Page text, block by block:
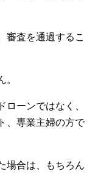
審査を通過するこ
。
ーンではなく、
、専業主婦の方で
場合は、もちろん